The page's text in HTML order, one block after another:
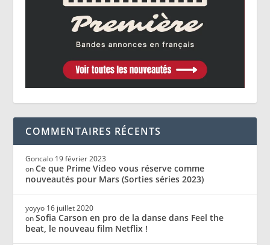
COMMENTAIRES RÉCENTS
Goncalo 19 février 2023
onCe que Prime Video vous réserve comme
nouveautés pour Mars (Sorties séries 2023)
yoyyo 16 juillet 2020
onSofia Carson en pro de la danse dans Feel the
beat, le nouveau film Netflix !